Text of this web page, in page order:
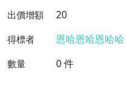
出價增額
20
得標者 恩哈恩哈恩哈哈
數量 0件